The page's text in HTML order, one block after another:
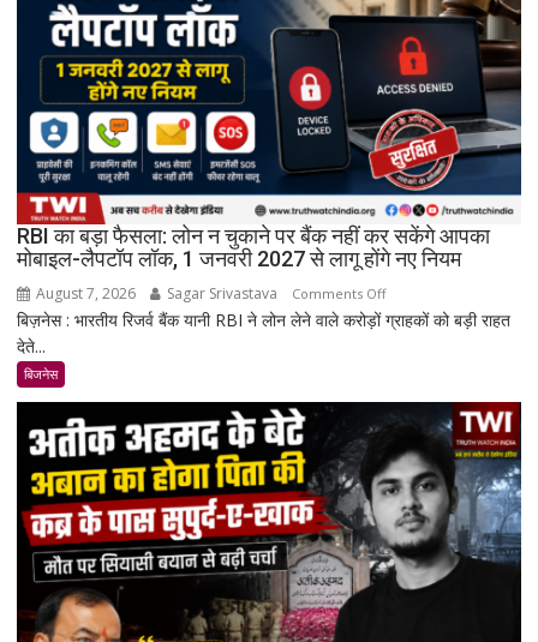
किया
बड़ा
मिशन,
स्पेस
स्टेशन
की
बिजली
क्षमता
30%
बढ़ेगी
RBI का बड़ा फैसला: लोन न चुकाने पर बैंक नहीं कर सकेंगे आपका
मोबाइल-लैपटॉप लॉक, 1 जनवरी 2027 से लागू होंगे नए नियम
August 7, 2026 Sagar Srivastava Comments Offon
RBI
फैसला:
लोन
चुकाने
पर
बैंक
नहीं
कर
बिज़नेस : भारतीय रिजर्व बैंक यानी RBI ने लोन लेने वाले करोड़ों ग्राहकों को बड़ी राहत
देते...
बिजनेस